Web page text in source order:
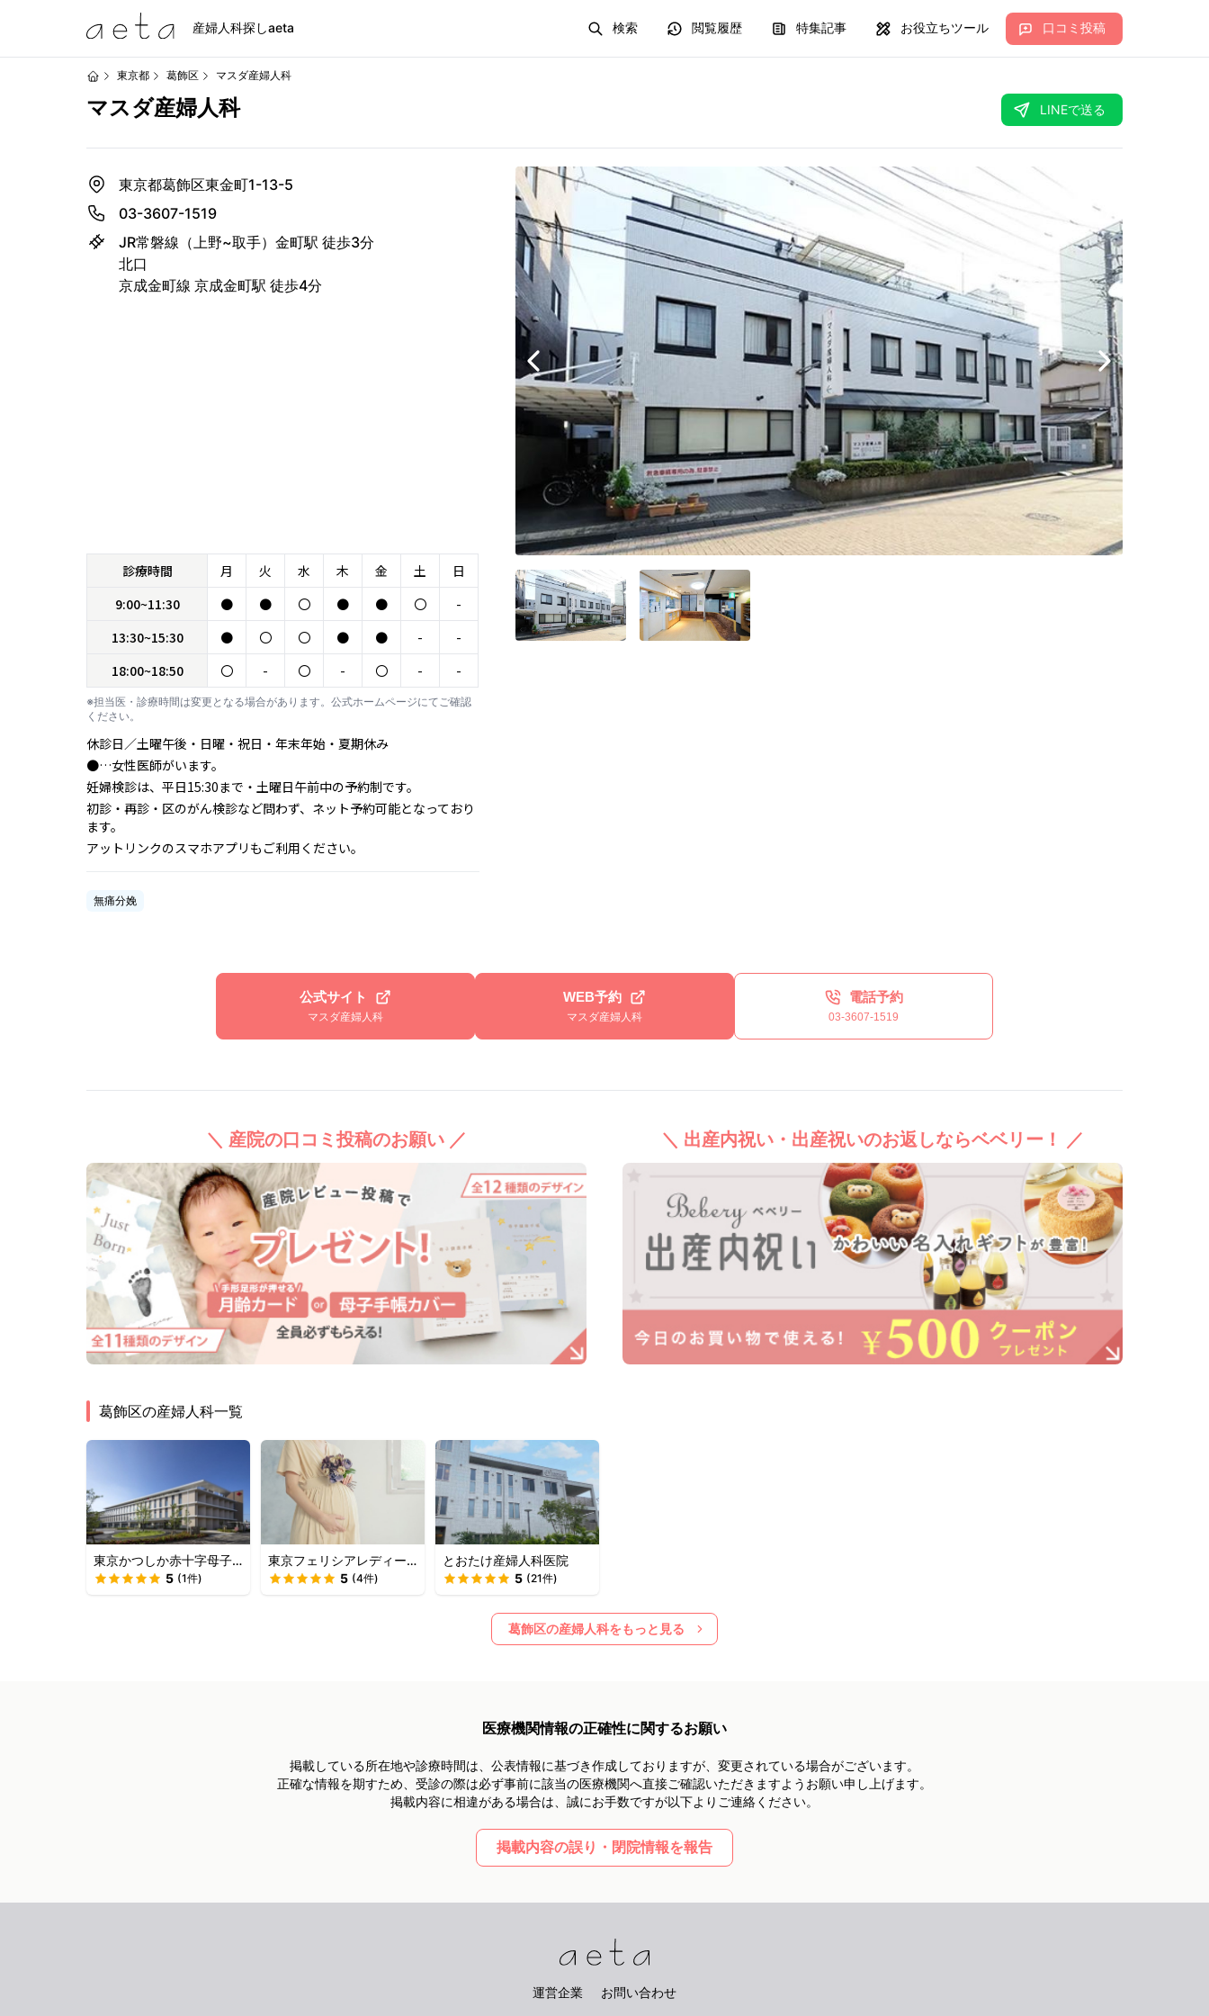
産婦人科探しaeta 検索 閲覧履歴 特集記事 お役立ちツール 口コミ投稿
東京都 葛飾区 マスダ産婦人科
マスダ産婦人科 LINEで送る
東京都葛飾区東金町1-13-5
03-3607-1519
JR常磐線（上野~取手）金町駅 徒歩3分
北口
京成金町線 京成金町駅 徒歩4分
診療時間 月 火 水 木 金 土
日
9:00~11:30
● ● 〇 ● ● 〇
-
13:30~15:30
● 〇 〇 ● ● -
-
18:00~18:50
〇 - 〇 - 〇 - -
※担当医・診療時間は変更となる場合があります。公式ホームページにてご確認
ください。
休診日／土曜午後・日曜・祝日・年末年始・夏期休み
●…女性医師がいます。
妊婦検診は、平日15:30まで・土曜日午前中の予約制です。
初診・再診・区のがん検診など問わず、ネット予約可能となっており
ます。
アットリンクのスマホアプリもご利用ください。
無痛分娩
公式サイト
マスダ産婦人科
WEB予約
マスダ産婦人科
電話予約
03-3607-1519
＼ 産院の口コミ投稿のお願い ／ ＼ 出産内祝い・出産祝いのお返しならベベリー！ ／
葛飾区の産婦人科一覧
東京かつしか赤十字母子
医療センター5 (1件)
東京フェリシアレディー
スクリニック5 (4件)
とおたけ産婦人科医院
5 (21件)
葛飾区の産婦人科をもっと見る
医療機関情報の正確性に関するお願い
掲載している所在地や診療時間は、 公表情報に基づき作成しておりますが、 変更されている場合がございます。
正確な情報を期すため、受診の際は必ず事前に該当の医療機関へ直接ご確認いただきますよう お願い申し上げます。
掲載内容に相違がある場合は、 誠にお手数ですが以下よりご連絡ください。
掲載内容の誤り・閉院情報を報告
運営企業 お問い合わせ